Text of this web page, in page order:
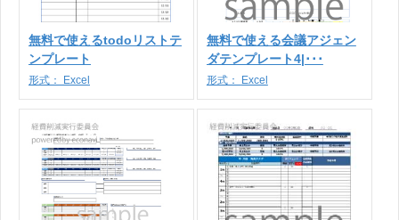
無料で使えるtodoリストテ
ンプレート
形式： Excel
無料で使える会議アジェン
ダテンプレート4|･･･
形式： Excel